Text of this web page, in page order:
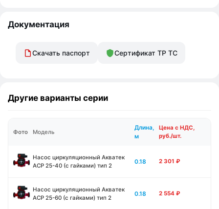
Документация
Скачать паспорт Сертификат ТР ТС
Другие варианты серии
Фото Модель
Длина,
м
Цена с НДС,
руб./шт.
Насос циркуляционный Акватек
ACP 25-40 (с гайками) тип 2
0.18 2 301 ₽
Насос циркуляционный Акватек
ACP 25-60 (с гайками) тип 2
0.18 2 554 ₽